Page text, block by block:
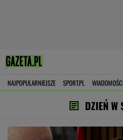
NAJPOPULARNIEJSZE SPORT.PL
DZIEŃ W